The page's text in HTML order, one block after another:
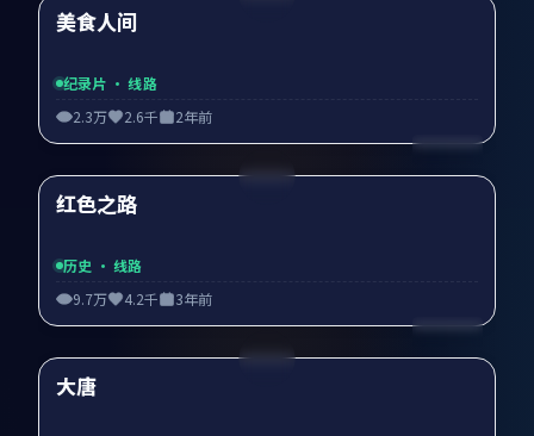
精选
美食人间
纪录片 · 线路
2.3万
2.6千 2年前
精选
99:31
红色之路
历史 · 线路
9.7万
4.2千 3年前
精选
99:27
大唐